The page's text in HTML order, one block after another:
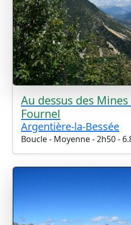
Au dessus des
Fournel
Argentière-la-Bessée
Boucle - Moyenne - 2h50 -